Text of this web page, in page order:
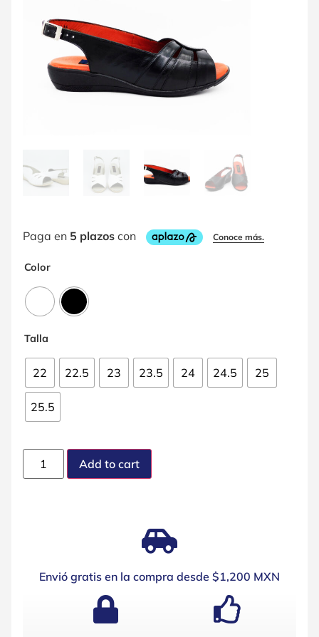
Color
Talla
22 22.5 23 23.5 24 24.5 25
25.5
Add to cart
Envió gratis en la compra desde $1,200 MXN